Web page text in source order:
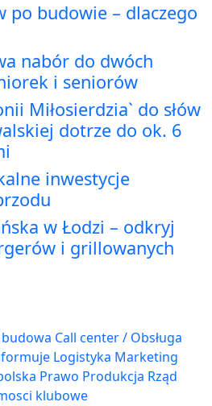
po budowie – dlaczego
nabór do dwóch
i seniorów
Miłosierdzia` do słów
dotrze do ok. 6
inwestycje
w Łodzi – odkryj
i grillowanych
budowa Call center / Obsługa
Logistyka Marketing
Prawo Produkcja Rząd
klubowe